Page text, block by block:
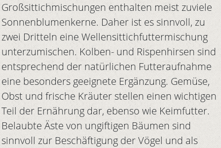
Großsittichmischungen enthalten meist zuviele
Sonnenblumenkerne. Daher ist es sinnvoll, zu
zwei Dritteln eine Wellensittichfuttermischung
unterzumischen. Kolben- und Rispenhirsen sind
entsprechend der natürlichen Futteraufnahme
eine besonders geeignete Ergänzung. Gemüse,
Obst und frische Kräuter stellen einen wichtigen
Teil der Ernährung dar, ebenso wie Keimfutter.
Belaubte Äste von ungiftigen Bäumen sind
sinnvoll zur Beschäftigung der Vögel und als